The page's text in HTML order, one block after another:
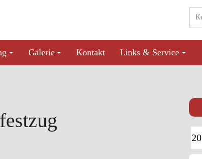
Galerie Kontakt Links & Service